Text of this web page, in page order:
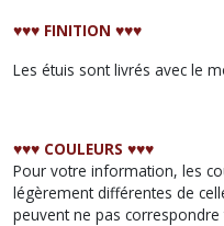
♥︎♥︎♥︎ FINITION ♥︎♥︎♥︎
Les étuis sont livrés avec le
♥︎♥︎♥︎ COULEURS ♥︎♥︎♥︎
Pour votre information, les
légèrement différentes de
peuvent ne pas